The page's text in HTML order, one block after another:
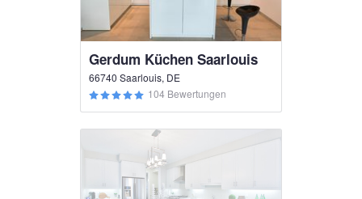
Gerdum Küchen Saarlouis
66740 Saarlouis, DE
104 Bewertungen